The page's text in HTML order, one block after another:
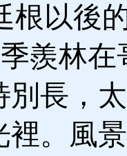
以後
羨林
別長，
裡。風